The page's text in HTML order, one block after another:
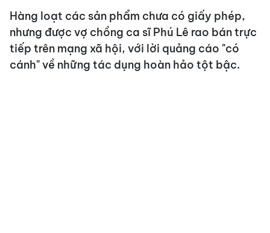
Hàng loạt các sản phẩm chưa có giấy phép,
nhưng được vợ chồng ca sĩ Phú Lê rao bán trực
tiếp trên mạng xã hội, với lời quảng cáo "có
cánh" về những tác dụng hoàn hảo tột bậc.